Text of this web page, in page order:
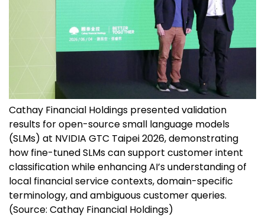
Cathay Financial Holdings presented validation
results for open-source small language models
(SLMs) at NVIDIA GTC Taipei 2026, demonstrating
how fine-tuned SLMs can support customer intent
classification while enhancing AI’s understanding of
local financial service contexts, domain-specific
terminology, and ambiguous customer queries.
(Source: Cathay Financial Holdings)